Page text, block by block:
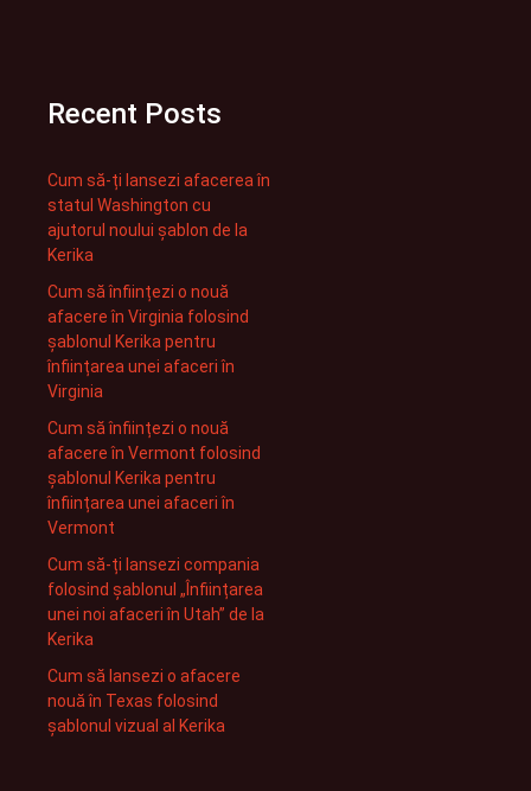
Recent Posts
Cum să-ți lansezi afacerea în
statul Washington cu
ajutorul noului șablon de la
Kerika
Cum să înființezi o nouă
afacere în Virginia folosind
șablonul Kerika pentru
înființarea unei afaceri în
Virginia
Cum să înființezi o nouă
afacere în Vermont folosind
șablonul Kerika pentru
înființarea unei afaceri în
Vermont
Cum să-ți lansezi compania
folosind șablonul „Înființarea
unei noi afaceri în Utah” de la
Kerika
Cum să lansezi o afacere
nouă în Texas folosind
șablonul vizual al Kerika